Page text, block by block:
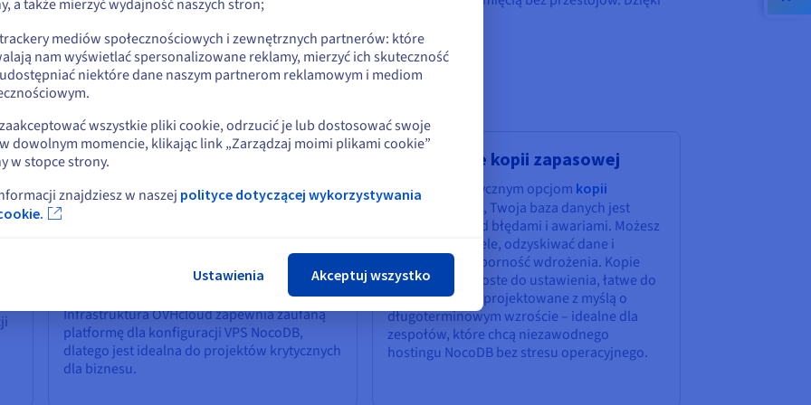
i kontrolowane kosztowo dla każdego klienta i zespołu.
do hostingu NocoDB?
Bezpieczna infrastruktura
Bezpieczeństwo w OVHcloud jest
wbudowane, a nie dodawane na siłę. Twój
decydujesz, kto może uzyskać dostęp,
otworzyć lub zarządzać danymi, co pomaga w
Infrastruktura OVHcloud zapewnia zaufaną
platformę dla konfiguracji VPS NocoDB,
dlatego jest idealna do projektów krytycznych
dla biznesu.
Łatwe opcje kopii zapasowej
Dzięki automatycznym opcjom kopii
, Twoja baza danych jest
chroniona przed błędami i awariami. Możesz
przywracać tabele, odzyskiwać dane i
utrzymywać odporność wdrożenia. Kopie
zapasowe są proste do ustawienia, łatwe do
zarządzania i zaprojektowane z myślą o
długoterminowym wzroście – idealne dla
zespołów, które chcą niezawodnego
hostingu NocoDB bez stresu operacyjnego.
lub
na bieżącej stronie
Wybierz inną stronę
Zamknij
a także mierzyć wydajność naszych stron;
mediów społecznościowych i zewnętrznych partnerów: które
nam wyświetlać spersonalizowane reklamy, mierzyć ich skuteczność
niektóre dane naszym partnerom reklamowym i mediom
wszystkie pliki cookie, odrzucić je lub dostosować swoje
dowolnym momencie, klikając link „Zarządzaj moimi plikami cookie”
w stopce strony.
znajdziesz w naszej polityce dotyczącej wykorzystywania
Ustawienia Akceptuj wszystko